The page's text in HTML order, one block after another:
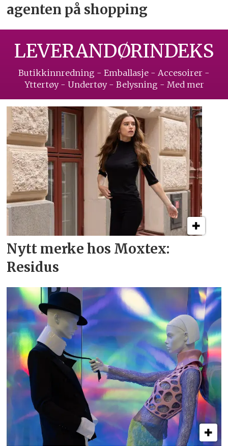
agenten på shopping
LEVERANDØRINDEKS
Butikkinnredning - Emballasje - Accesoirer -
Yttertøy - Undertøy - Belysning - Med mer
Nytt merke hos Moxtex:
Residus